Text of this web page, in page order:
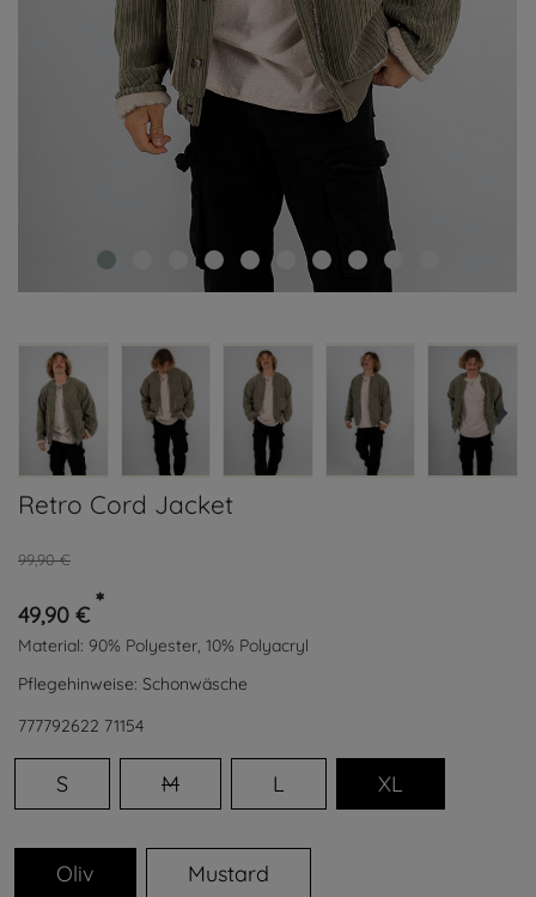
Retro Cord Jacket
99,90 €
49,90 € *
Material: 90% Polyester, 10% Polyacryl
Pflegehinweise: Schonwäsche
777792622 71154
S M L XL
Oliv Mustard